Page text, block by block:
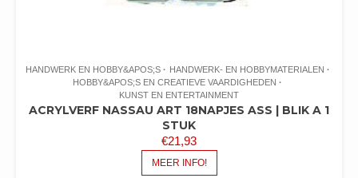
HANDWERK EN HOBBY&APOS;S
HANDWERK- EN HOBBYMATERIALEN
HOBBY&APOS;S EN CREATIEVE VAARDIGHEDEN
KUNST EN ENTERTAINMENT
ACRYLVERF NASSAU ART 18NAPJES ASS | BLIK A 1
STUK
€21,93
MEER INFO!